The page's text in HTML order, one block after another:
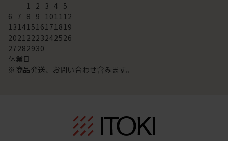
1 2 3 4 5
6 7 8 9 101112
13141516171819
20212223242526
27282930
休業日
※商品発送、お問い合わせ含みます。